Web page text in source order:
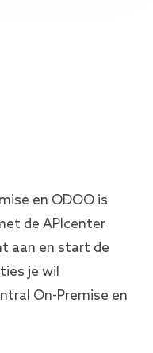
en ODOO is
de APIcenter
aan en start de
je wil
On-Premise en